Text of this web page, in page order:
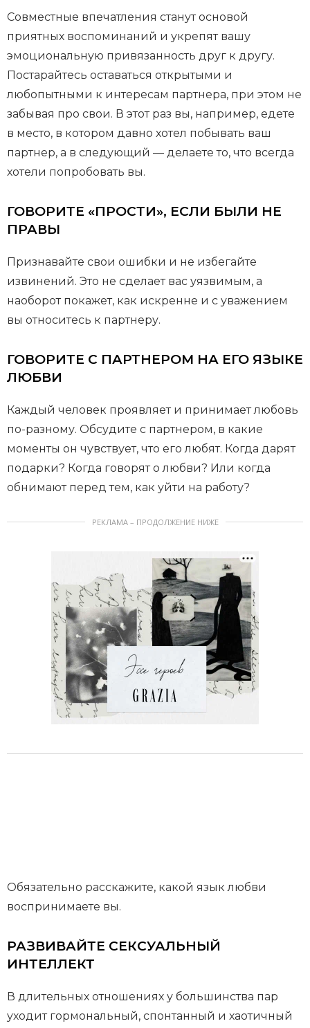
Совместные впечатления станут основой
приятных воспоминаний и укрепят вашу
эмоциональную привязанность друг к другу.
Постарайтесь оставаться открытыми и
любопытными к интересам партнера, при этом не
забывая про свои. В этот раз вы, например, едете
в место, в котором давно хотел побывать ваш
партнер, а в следующий — делаете то, что всегда
хотели попробовать вы.
ГОВОРИТЕ «ПРОСТИ», ЕСЛИ БЫЛИ НЕ
ПРАВЫ
Признавайте свои ошибки и не избегайте
извинений. Это не сделает вас уязвимым, а
наоборот покажет, как искренне и с уважением
вы относитесь к партнеру.
ГОВОРИТЕ С ПАРТНЕРОМ НА ЕГО ЯЗЫКЕ
ЛЮБВИ
Каждый человек проявляет и принимает любовь
по-разному. Обсудите с партнером, в какие
моменты он чувствует, что его любят. Когда дарят
подарки? Когда говорят о любви? Или когда
обнимают перед тем, как уйти на работу?
РЕКЛАМА – ПРОДОЛЖЕНИЕ НИЖЕ
Обязательно расскажите, какой язык любви
воспринимаете вы.
РАЗВИВАЙТЕ СЕКСУАЛЬНЫЙ
ИНТЕЛЛЕКТ
В длительных отношениях у большинства пар
уходит гормональный, спонтанный и хаотичный